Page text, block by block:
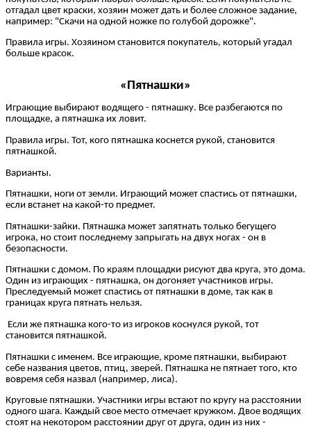
отгадал цвет краски, хозяин может дать и более сложное задание,
например: "Скачи на одной ножке по голубой дорожке".
Правила игры. Хозяином становится покупатель, который угадал
больше красок.
«Пятнашки»
Играющие выбирают водящего - пятнашку. Все разбегаются по
площадке, а пятнашка их ловит.
Правила игры. Тот, кого пятнашка коснется рукой, становится
пятнашкой.
Варианты.
Пятнашки, ноги от земли. Играющий может спастись от пятнашки,
если встанет на какой-то предмет.
Пятнашки-зайки. Пятнашка может запятнать только бегущего
игрока, но стоит последнему запрыгать на двух ногах - он в
безопасности.
Пятнашки с домом. По краям площадки рисуют два круга, это дома.
Один из играющих - пятнашка, он догоняет участников игры.
Преследуемый может спастись от пятнашки в доме, так как в
границах круга пятнать нельзя.
Если же пятнашка кого-то из игроков коснулся рукой, тот
становится пятнашкой.
Пятнашки с именем. Все играющие, кроме пятнашки, выбирают
себе названия цветов, птиц, зверей. Пятнашка не пятнает того, кто
вовремя себя назвал (например, лиса).
Круговые пятнашки. Участники игры встают по кругу на расстоянии
одного шага. Каждый свое место отмечает кружком. Двое водящих
стоят на некотором расстоянии друг от друга, один из них -